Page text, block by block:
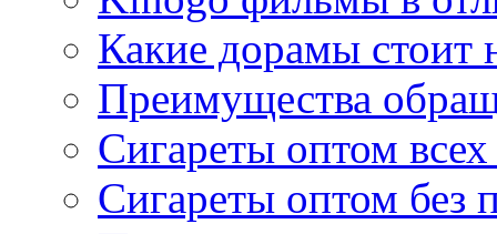
Какие дорамы стоит
Преимущества
Сигареты оптом
Сигареты оптом без